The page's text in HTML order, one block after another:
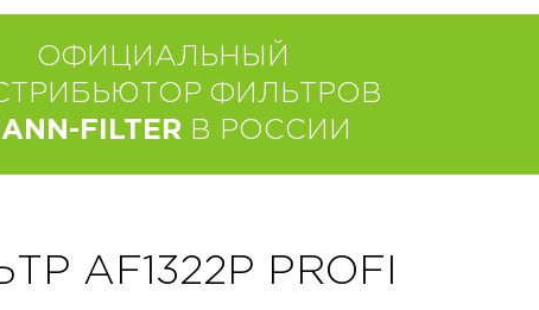
ОФИЦИАЛЬНЫЙ
ФИЛЬТРОВ
FILTER В РОССИИ
AF1322P PROFI